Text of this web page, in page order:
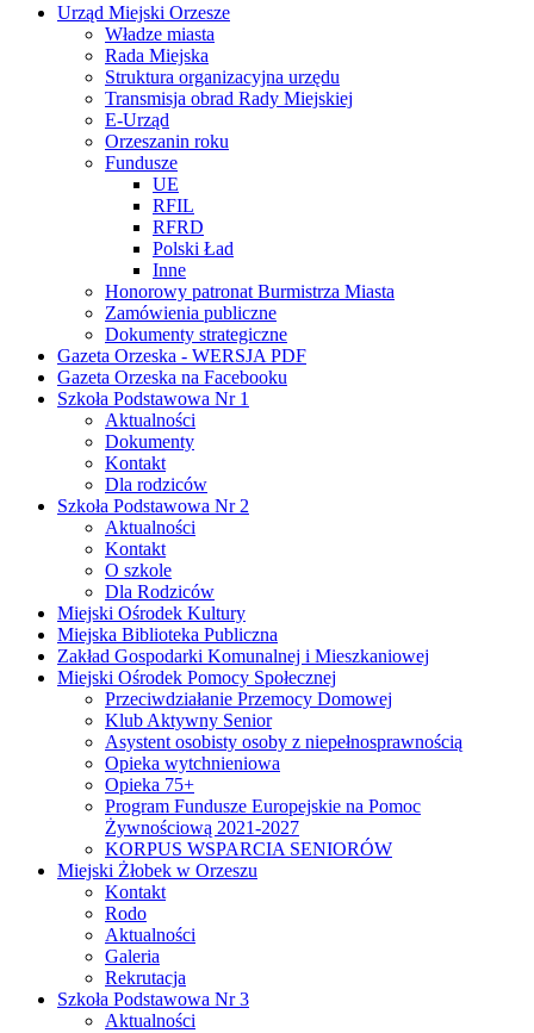
Urząd Miejski Orzesze
Władze miasta
Rada Miejska
Struktura organizacyjna urzędu
Transmisja obrad Rady Miejskiej
E-Urząd
Orzeszanin roku
Fundusze
UE
RFIL
RFRD
Polski Ład
Inne
Honorowy patronat Burmistrza Miasta
Zamówienia publiczne
Dokumenty strategiczne
Gazeta Orzeska - WERSJA PDF
Gazeta Orzeska na Facebooku
Szkoła Podstawowa Nr 1
Aktualności
Dokumenty
Kontakt
Dla rodziców
Szkoła Podstawowa Nr 2
Aktualności
Kontakt
O szkole
Dla Rodziców
Miejski Ośrodek Kultury
Miejska Biblioteka Publiczna
Zakład Gospodarki Komunalnej i Mieszkaniowej
Miejski Ośrodek Pomocy Społecznej
Przeciwdziałanie Przemocy Domowej
Klub Aktywny Senior
Asystent osobisty osoby z niepełnosprawnością
Opieka wytchnieniowa
Opieka 75+
Program Fundusze Europejskie na Pomoc
Żywnościową 2021-2027
KORPUS WSPARCIA SENIORÓW
Miejski Żłobek w Orzeszu
Kontakt
Rodo
Aktualności
Galeria
Rekrutacja
Szkoła Podstawowa Nr 3
Aktualności